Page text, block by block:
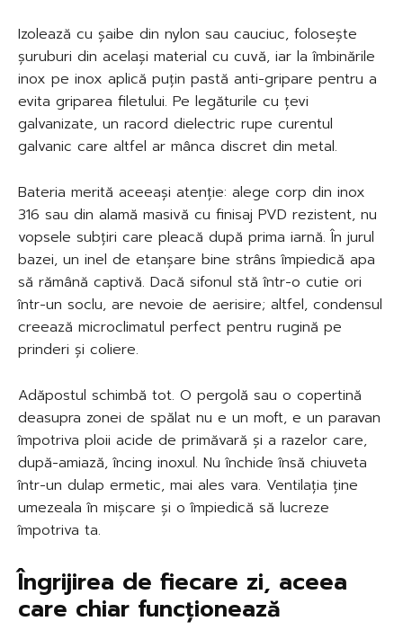
Izolează cu șaibe din nylon sau cauciuc, folosește
șuruburi din același material cu cuvă, iar la îmbinările
inox pe inox aplică puțin pastă anti-gripare pentru a
evita griparea filetului. Pe legăturile cu țevi
galvanizate, un racord dielectric rupe curentul
galvanic care altfel ar mânca discret din metal.
Bateria merită aceeași atenție: alege corp din inox
316 sau din alamă masivă cu finisaj PVD rezistent, nu
vopsele subțiri care pleacă după prima iarnă. În jurul
bazei, un inel de etanșare bine strâns împiedică apa
să rămână captivă. Dacă sifonul stă într-o cutie ori
într-un soclu, are nevoie de aerisire; altfel, condensul
creează microclimatul perfect pentru rugină pe
prinderi și coliere.
Adăpostul schimbă tot. O pergolă sau o copertină
deasupra zonei de spălat nu e un moft, e un paravan
împotriva ploii acide de primăvară și a razelor care,
după-amiază, încing inoxul. Nu închide însă chiuveta
într-un dulap ermetic, mai ales vara. Ventilația ține
umezeala în mișcare și o împiedică să lucreze
împotriva ta.
Îngrijirea de fiecare zi, aceea
care chiar funcționează